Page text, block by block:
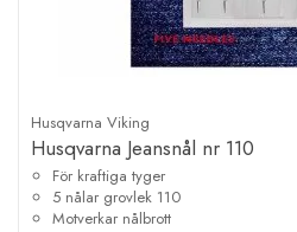
Husqvarna Viking
Husqvarna Jeansnål nr 110
För kraftiga tyger
5 nålar grovlek 110
Motverkar nålbrott